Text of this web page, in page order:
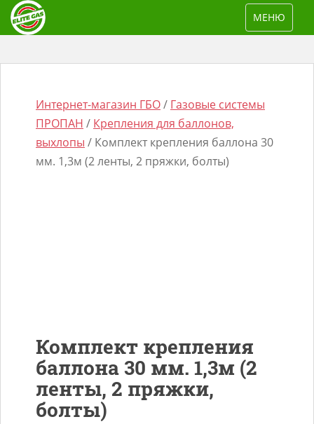
p
TOGGLE
МЕНЮ
Интернет-магазин ГБО/ Газовые системы
ПРОПАН / Крепления для баллонов,
выхлопы / Комплект крепления баллона 30
мм. 1,3м (2 ленты, 2 пряжки, болты)
Комплект крепления
баллона 30 мм. 1,3м (2
ленты, 2 пряжки,
болты)